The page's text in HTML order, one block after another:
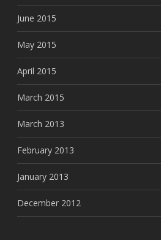
June 2015
May 2015
April 2015
March 2015
March 2013
February 2013
January 2013
December 2012